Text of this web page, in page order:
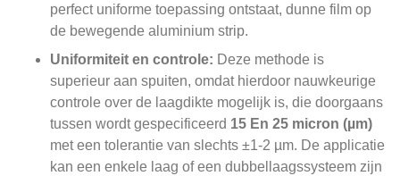
perfect uniforme toepassing ontstaat, dunne film op
de bewegende aluminium strip.
Uniformiteit en controle: Deze methode is
superieur aan spuiten, omdat hierdoor nauwkeurige
controle over de laagdikte mogelijk is, die doorgaans
tussen wordt gespecificeerd 15 En 25 micron (µm)
met een tolerantie van slechts ±1-2 µm. De applicatie
kan een enkele laag of een dubbellaagssysteem zijn